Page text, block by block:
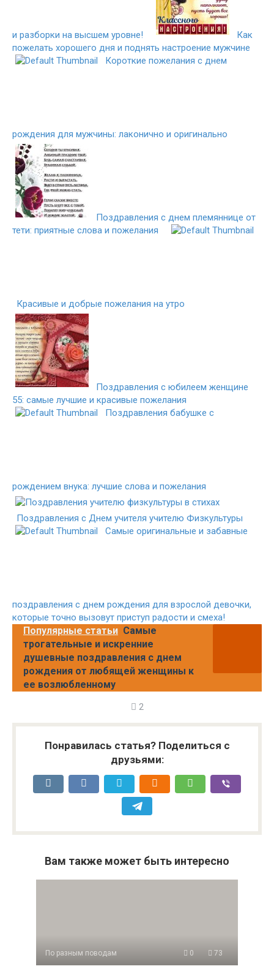
и разборки на высшем уровне!
Как
пожелать хорошего дня и поднять настроение мужчине
Короткие пожелания с днем
рождения для мужчины: лаконично и оригинально
Поздравления с днем племяннице от
тети: приятные слова и пожелания
Красивые и добрые пожелания на утро
Поздравления с юбилеем женщине
55: самые лучшие и красивые пожелания
Поздравления бабушке с
рождением внука: лучшие слова и пожелания
Поздравления с Днем учителя учителю Физкультуры
Самые оригинальные и забавные
поздравления с днем рождения для взрослой девочки,
которые точно вызовут приступ радости и смеха!
Популярные статьи Самые
трогательные и искренние
душевные поздравления с днем
рождения от любящей женщины к
ее возлюбленному
2
Понравилась статья? Поделиться с
друзьями:
Вам также может быть интересно
По разным поводам 0 73